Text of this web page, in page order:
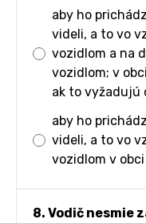
aby ho
videli, a to vo
vozidlom a na
vozidlom; v
ak to vyžadujú
aby ho
videli, a to vo
vozidlom v
8. Vodič nesmie